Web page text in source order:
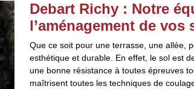
Debart Richy : Notre
l’aménagement de vos
Que ce soit pour une terrasse, une allée,
esthétique et durable. En effet, le sol est
une bonne résistance à toutes épreuves
maîtrisent toutes les techniques de